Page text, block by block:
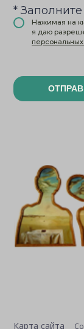
*
Нажимая на
я даю
Карта сайта